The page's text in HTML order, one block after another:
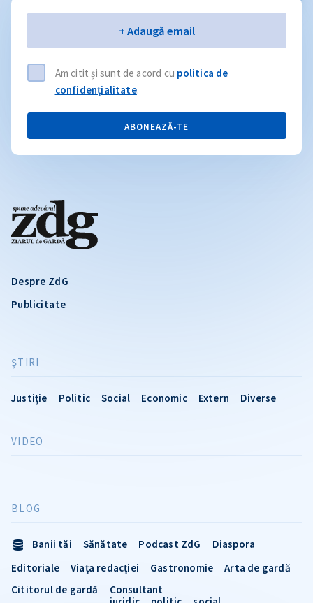
Despre ZdG
Publicitate
ŞTIRI
Justiție Politic Social Economic Extern Diverse
VIDEO
BLOG
Banii tăi Sănătate Podcast ZdG
Diaspora
Editoriale
Viața redacției Gastronomie
Arta de gardă
Cititorul de gardă
Consultant
+ Adaugă email
Am citit și sunt de acord cu politica de
confidențialitate.
ABONEAZĂ-TE